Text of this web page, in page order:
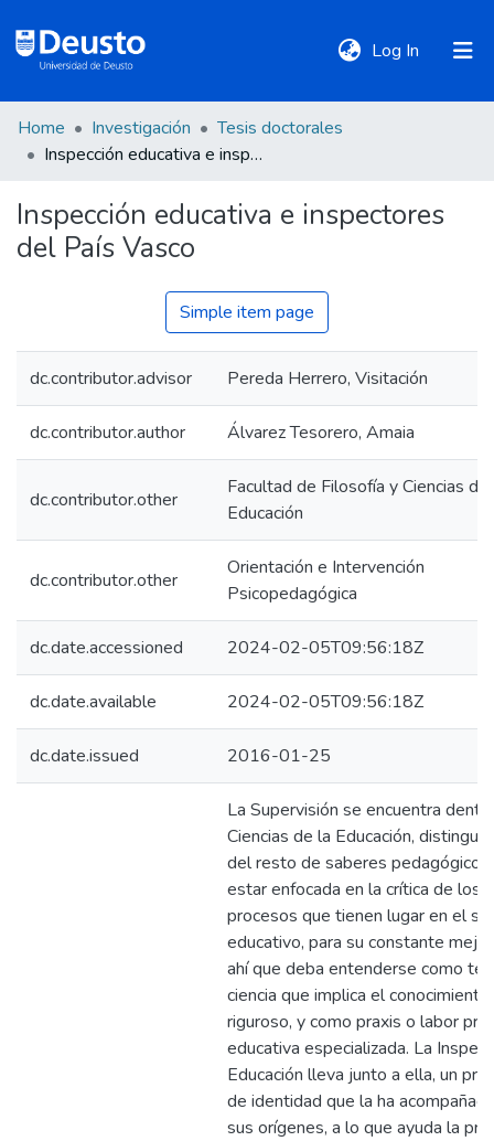
Log In (current)
DeustoTeka
Communities
&
Home Investigación
Tesis doctorales
Inspección educativa e inspectores del País Vasco
Inspección educativa e inspectores
del País Vasco
Simple item page
dc.contributor.advisor Pereda Herrero, Visitación
dc.contributor.author Álvarez Tesorero, Amaia
dc.contributor.other
Facultad de Filosofía y Ciencias de
Educación
dc.contributor.other
Orientación e Intervención
Psicopedagógica
dc.date.accessioned 2024-02-05T09:56:18Z
dc.date.available 2024-02-05T09:56:18Z
dc.date.issued 2016-01-25
La Supervisión se encuentra
Ciencias de la Educación,
del resto de saberes
estar enfocada en la crítica de los
procesos que tienen lugar en el
educativo, para su constante
ahí que deba entenderse como
ciencia que implica el conocimiento
riguroso, y como praxis o labor
educativa especializada. La
Educación lleva junto a ella, un
de identidad que la ha
sus orígenes, a lo que ayuda la